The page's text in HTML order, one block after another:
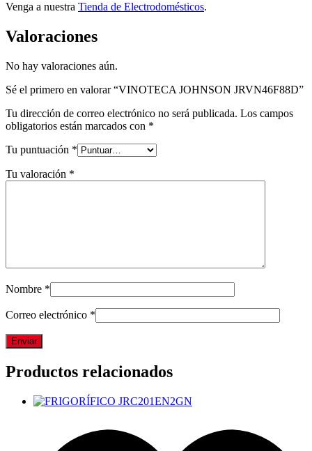
Venga a nuestra Tienda de Electrodomésticos.
Valoraciones
No hay valoraciones aún.
Sé el primero en valorar “VINOTECA JOHNSON JRVN46F88D”
Tu dirección de correo electrónico no será publicada. Los campos
obligatorios están marcados con *
Tu puntuación *
Tu valoración *
Nombre *
Correo electrónico *
Productos relacionados